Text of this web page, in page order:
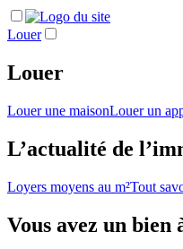
Louer
Louer
Louer une maisonLouer un
L’actualité de
Loyers moyens au m²Tout
Vous avez un bien